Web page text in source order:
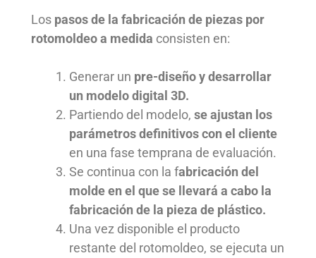
Los pasos de la fabricación de piezas por
rotomoldeo a medida consisten en:
Generar un pre-diseño y desarrollar
un modelo digital 3D.
Partiendo del modelo, se ajustan los
parámetros definitivos con el cliente
en una fase temprana de evaluación.
Se continua con la fabricación del
molde en el que se llevará a cabo la
fabricación de la pieza de plástico.
Una vez disponible el producto
restante del rotomoldeo, se ejecuta un